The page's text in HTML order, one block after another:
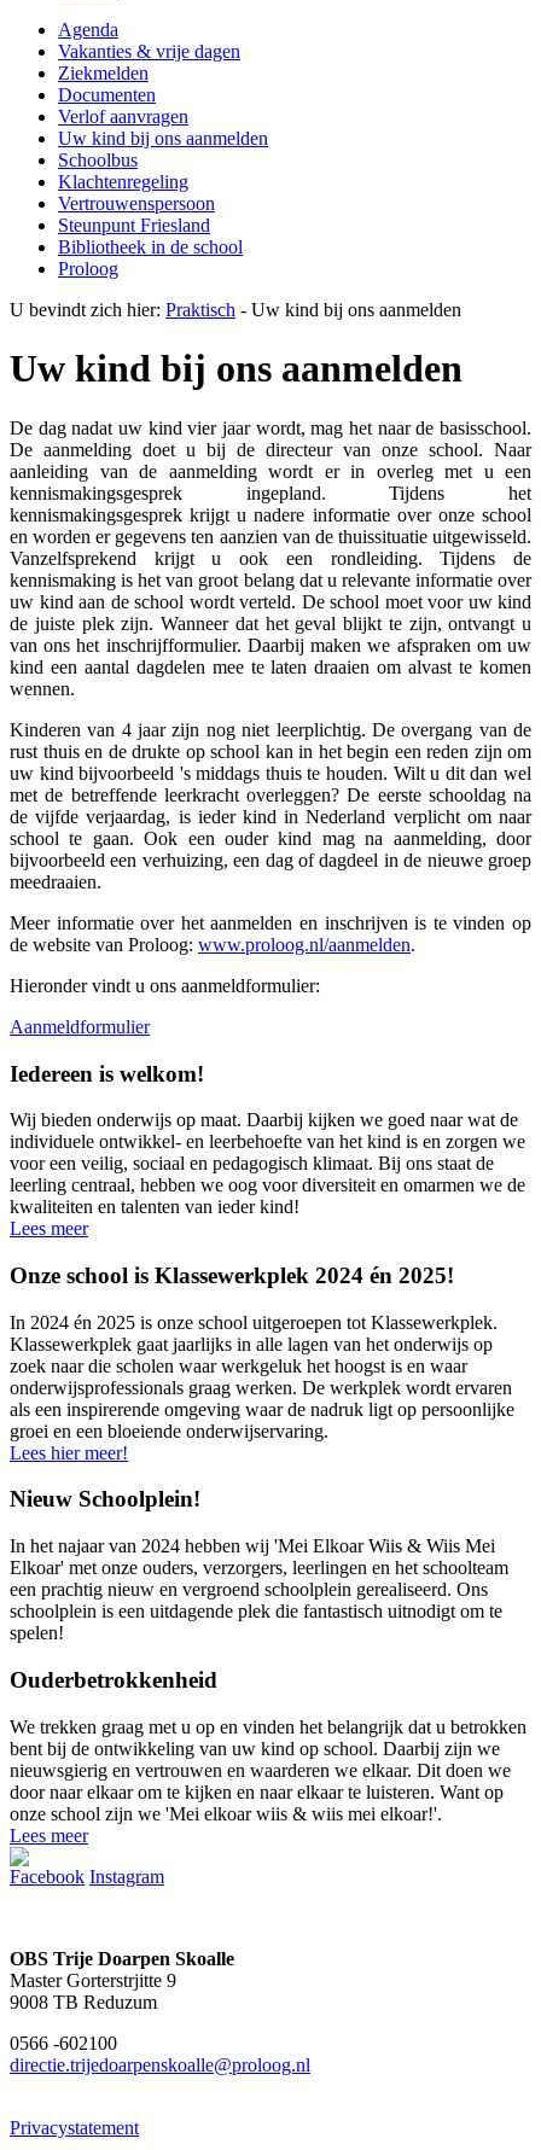
Agenda
Vakanties & vrije dagen
Ziekmelden
Documenten
Verlof aanvragen
Uw kind bij ons aanmelden
Schoolbus
Klachtenregeling
Vertrouwenspersoon
Steunpunt Friesland
Bibliotheek in de school
Proloog
U bevindt zich hier: Praktisch - Uw kind bij ons aanmelden
Uw kind bij ons aanmelden
De dag nadat uw kind vier jaar wordt, mag het naar de basisschool.
De aanmelding doet u bij de directeur van onze school. Naar
aanleiding van de aanmelding wordt er in overleg met u een
kennismakingsgesprek ingepland. Tijdens het
kennismakingsgesprek krijgt u nadere informatie over onze school
en worden er gegevens ten aanzien van de thuissituatie uitgewisseld.
Vanzelfsprekend krijgt u ook een rondleiding. Tijdens de
kennismaking is het van groot belang dat u relevante informatie over
uw kind aan de school wordt verteld. De school moet voor uw kind
de juiste plek zijn. Wanneer dat het geval blijkt te zijn, ontvangt u
van ons het inschrijfformulier. Daarbij maken we afspraken om uw
kind een aantal dagdelen mee te laten draaien om alvast te komen
wennen.
Kinderen van 4 jaar zijn nog niet leerplichtig. De overgang van de
rust thuis en de drukte op school kan in het begin een reden zijn om
uw kind bijvoorbeeld 's middags thuis te houden. Wilt u dit dan wel
met de betreffende leerkracht overleggen? De eerste schooldag na
de vijfde verjaardag, is ieder kind in Nederland verplicht om naar
school te gaan. Ook een ouder kind mag na aanmelding, door
bijvoorbeeld een verhuizing, een dag of dagdeel in de nieuwe groep
meedraaien.
Meer informatie over het aanmelden en inschrijven is te vinden op
de website van Proloog: www.proloog.nl/aanmelden.
Hieronder vindt u ons aanmeldformulier:
Aanmeldformulier
Iedereen is welkom!
Wij bieden onderwijs op maat. Daarbij kijken we goed naar wat de
individuele ontwikkel- en leerbehoefte van het kind is en zorgen we
voor een veilig, sociaal en pedagogisch klimaat. Bij ons staat de
leerling centraal, hebben we oog voor diversiteit en omarmen we de
kwaliteiten en talenten van ieder kind!
Lees meer
Onze school is Klassewerkplek 2024 én 2025!
In 2024 én 2025 is onze school uitgeroepen tot Klassewerkplek.
Klassewerkplek gaat jaarlijks in alle lagen van het onderwijs op
zoek naar die scholen waar werkgeluk het hoogst is en waar
onderwijsprofessionals graag werken. De werkplek wordt ervaren
als een inspirerende omgeving waar de nadruk ligt op persoonlijke
groei en een bloeiende onderwijservaring.
Lees hier meer!
Nieuw Schoolplein!
In het najaar van 2024 hebben wij 'Mei Elkoar Wiis & Wiis Mei
Elkoar' met onze ouders, verzorgers, leerlingen en het schoolteam
een prachtig nieuw en vergroend schoolplein gerealiseerd. Ons
schoolplein is een uitdagende plek die fantastisch uitnodigt om te
spelen!
Ouderbetrokkenheid
We trekken graag met u op en vinden het belangrijk dat u betrokken
bent bij de ontwikkeling van uw kind op school. Daarbij zijn we
nieuwsgierig en vertrouwen en waarderen we elkaar. Dit doen we
door naar elkaar om te kijken en naar elkaar te luisteren. Want op
onze school zijn we 'Mei elkoar wiis & wiis mei elkoar!'.
Lees meer
Facebook Instagram
OBS Trije Doarpen Skoalle
Master Gorterstrjitte 9
9008 TB Reduzum
0566 -602100
directie.trijedoarpenskoalle@proloog.nl
Privacystatement